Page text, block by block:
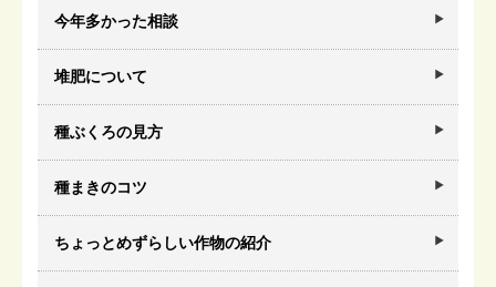
今年多かった相談
堆肥について
種ぶくろの見方
種まきのコツ
ちょっとめずらしい作物の紹介